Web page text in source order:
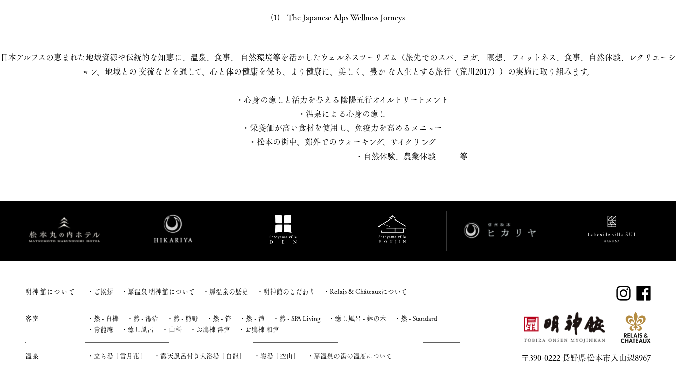
⑴ The Japanese Alps Wellness Jorneys
日本アルプスの恵まれた地域資源や伝統的な知恵に、温泉、食事、 自然環境等を活かしたウェルネスツーリズム（旅先でのスパ、ヨガ、 瞑想、フィットネス、食事、自然体験、レクリエーシ
ョン、地域との 交流などを通して、心と体の健康を保ち、より健康に、美しく、豊か な人生とする旅行（荒川2017））の実施に取り組みます。
・心身の癒しと活力を与える陰陽五行オイルトリートメント
・温泉による心身の癒し
・栄養価が高い食材を使用し、免疫力を高めるメニュー
・松本の街中、郊外でのウォーキング、サイクリング
・自然体験、農業体験 等
明神館について ご挨拶 扉温泉 明神館について 扉温泉の歴史 明神館のこだわり Relais & Châteauxについて
客室 然 - 白樺 然 - 湯治 然 - 熊野 然 - 笹 然 - 滝 然 - SPA Living 癒し風呂 - 鉢の木
然 - Standard
青龍庵
癒し風呂 山科 お鷹棟 洋室 お鷹棟 和室
温泉 立ち湯「雪月花」 露天風呂付き大浴場「白龍」 寝湯「空山」 扉温泉の湯の温度について
〒390-0222 長野県松本市入山辺8967